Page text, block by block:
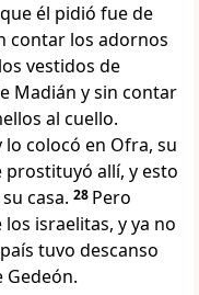
él pidió fue de
contar los adornos
vestidos de
Madián y sin contar
al cuello.
lo colocó en Ofra, su
prostituyó allí, y esto
casa. 28 Pero
israelitas, y ya no
tuvo descanso
Gedeón.